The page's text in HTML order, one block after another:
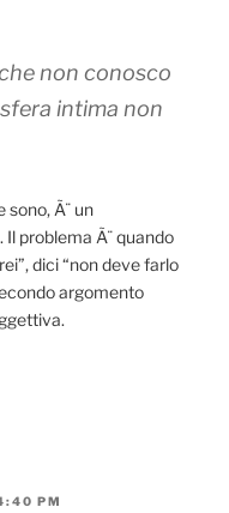
non conosco
intima non
Ã¨ un
problema Ã¨ quando
dici “non deve farlo
argomento
PM